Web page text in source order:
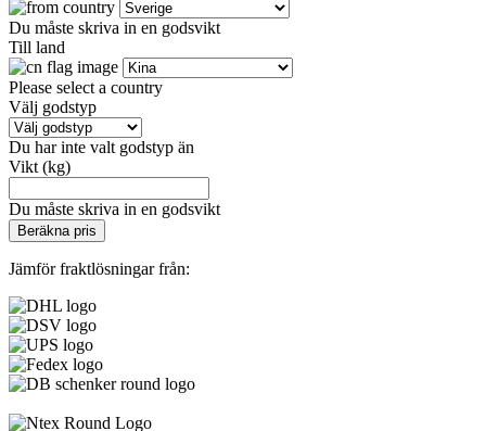
Du måste skriva in en godsvikt
Till land
Please select a country
Välj godstyp
Du har inte valt godstyp än
Vikt (kg)
Du måste skriva in en godsvikt
Beräkna pris
Jämför fraktlösningar från: